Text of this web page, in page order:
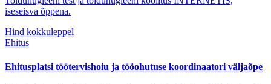
iseseisva õppena.
Hind kokkuleppel
Ehitus
Ehitusplatsi töötervishoiu ja tööohutuse koordinaatori väljaõpe